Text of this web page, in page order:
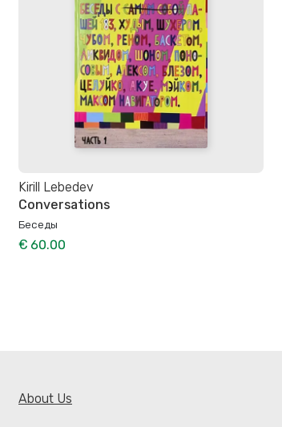
Kirill Lebedev
Conversations
Беседы
€ 60.00
About Us